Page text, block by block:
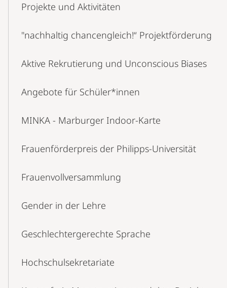
NavigationProjekte und Aktivitäten
"nachhaltig chancengleich!“ Projektförderung
Aktive Rekrutierung und Unconscious Biases
Angebote für Schüler*innen
MINKA - Marburger Indoor-Karte
Frauenförderpreis der Philipps-Universität
Frauenvollversammlung
Gender in der Lehre
Geschlechtergerechte Sprache
Hochschulsekretariate